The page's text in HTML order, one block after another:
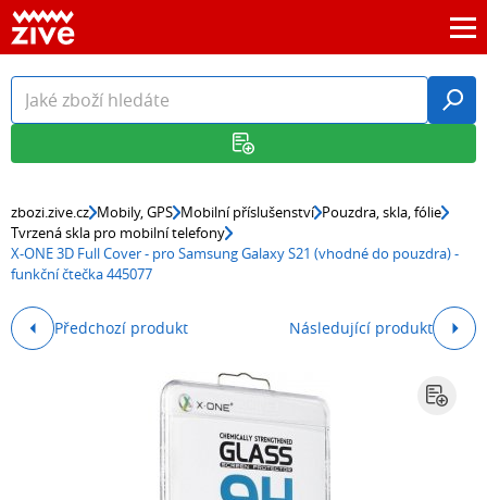
zbozi.zive.cz Mobily, GPS Mobilní příslušenství Pouzdra, skla, fólie
Tvrzená skla pro mobilní telefony
X-ONE 3D Full Cover - pro Samsung Galaxy S21 (vhodné do pouzdra) -
funkční čtečka 445077
Předchozí produkt Následující produkt